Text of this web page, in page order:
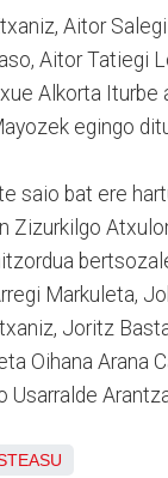
Aitor
Aitor Tatiegi
Alkorta Iturbe
egingo
saio bat ere
Zizurkilgo
Markuleta,
Joritz
Oihana Arana
Usarralde